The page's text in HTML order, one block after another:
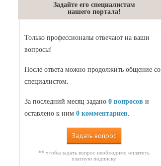
Задайте его специалистам
нашего портала!
Только профессионалы отвечают на ваши
вопросы!
После ответа можно продолжить общение со
специалистом.
За последний месяц задано 0 вопросов и
оставлено к ним 0 комментариев
Задать вопрос
** чтобы задать вопрос необходимо оплатить
платную подписку